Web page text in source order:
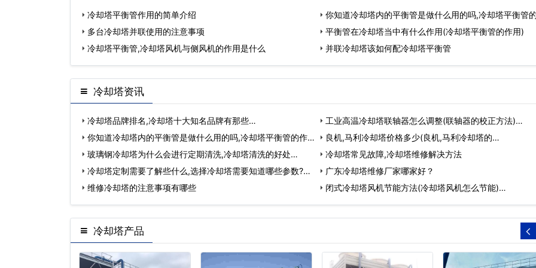
冷却塔平衡管作用的简单介绍
你知道冷却塔内的平衡管是做什么用的吗,冷却塔平衡管
多台冷却塔并联使用的注意事项
平衡管在冷却塔当中有什么作用(冷却塔平衡管的作用)
冷却塔平衡管,冷却塔风机与侧风机的作用是什么
并联冷却塔该如何配冷却塔平衡管
冷却塔资讯
冷却塔品牌排名,冷却塔十大知名品牌有那些…
工业高温冷却塔联轴器怎么调整(联轴器的校正方法)…
你知道冷却塔内的平衡管是做什么用的吗,冷却塔平衡管的作
用…
良机,马利冷却塔价格多少(良机,马利​​​​​​​冷却塔的…
玻璃钢冷却塔为什么会进行定期清洗,冷却塔清洗的好处…
冷却塔常见故障,冷却塔维修解决方法
冷却塔定制需要了解些什么,选择冷却塔需要知道哪些参数?…
广东冷却塔维修厂家哪家好？
维修冷却塔的注意事项有哪些
闭式冷却塔风机节能方法(冷却塔风机怎么节能)…
冷却塔产品